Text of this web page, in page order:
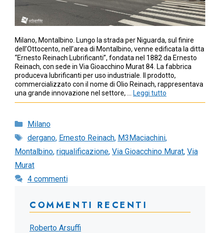
Milano, Montalbino. Lungo la strada per Niguarda, sul finire
dell’Ottocento, nell’area di Montalbino, venne edificata la ditta
“Ernesto Reinach Lubrificanti”, fondata nel 1882 da Ernesto
Reinach, con sede in Via Gioacchino Murat 84. La fabbrica
produceva lubrificanti per uso industriale. Il prodotto,
commercializzato con il nome di Olio Reinach, rappresentava
una grande innovazione nel settore, …
Leggi tutto
Categorie
Milano
Tag
dergano, Ernesto Reinach, M3Maciachini,
Montalbino, riqualificazione, Via Gioacchino Murat, Via
Murat
4 commenti
COMMENTI RECENTI
Roberto Arsuffi